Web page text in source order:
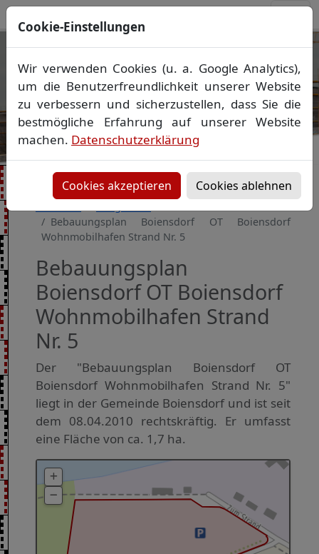
Ihr Vermessungsbüro in
Mecklenburg-Vorpommern
Wir vermessen Ihr Grundstück
Lageplan Absteckung▪Bauvermessung ▪
Gebäudeeinmessung
Grenzfeststellung▪Amtliche Auskünfte und
Vorheriges Bild
Bebauungsplan Boiensdorf OT Boiensdorf
Wohnmobilhafen Strand Nr. 5
Bebauungsplan
Boiensdorf OT Boiensdorf
Wohnmobilhafen Strand
Nr. 5
Der "Bebauungsplan Boiensdorf OT
Boiensdorf Wohnmobilhafen Strand Nr. 5"
liegt in der Gemeinde Boiensdorf und ist seit
dem 08.04.2010 rechtskräftig. Er umfasst
eine Fläche von ca. 1,7 ha.
Cookie-Einstellungen
Wir verwenden Cookies (u. a. Google Analytics),
um die Benutzerfreundlichkeit unserer Website
zu verbessern und sicherzustellen, dass Sie die
bestmögliche Erfahrung auf unserer Website
machen. Datenschutzerklärung
Cookies akzeptieren Cookies ablehnen